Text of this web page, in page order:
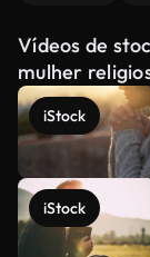
Vídeos de
mulher
iStock
iStock